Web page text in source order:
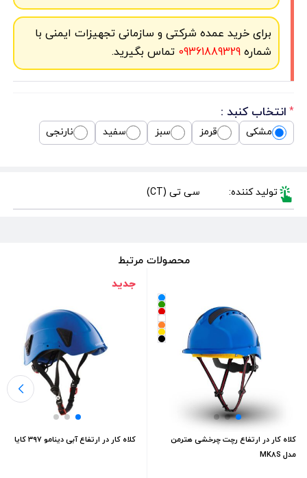
برای خرید عمده شرکتی و سازمانی تجهیزات ایمنی با
شماره09361889329 تماس بگیرید.
* انتخاب کنبد :
مشکی قرمز سبز سفید نارنجی
تولید کننده: سی تی (CT)
محصولات مرتبط
کلاه کار در ارتفاع رچت چرخشی هترمن
مدل MK8S
جدید
کلاه کار در ارتفاع آبی دینامو ۳۹۷ کایا